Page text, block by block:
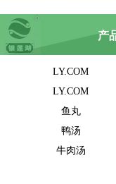
产
LY.COM
LY.COM
鱼丸
鸭汤
牛肉汤